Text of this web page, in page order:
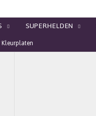
SUPERHELDEN
Kleurplaten